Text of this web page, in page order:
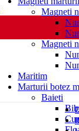
Magneti
Magneti
Maritim
Marturii botez
Baieti